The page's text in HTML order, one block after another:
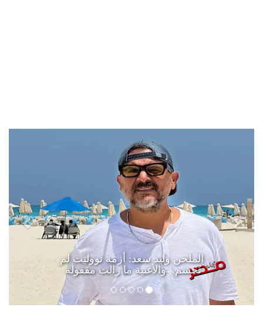
الملحن وليد سعد: أزمة تووليت لم
تُحسم.. والأغنية ما زالت مقفولة